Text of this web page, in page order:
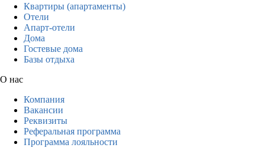
Квартиры (апартаменты)
Отели
Апарт-отели
Дома
Гостевые дома
Базы отдыха
О нас
Компания
Вакансии
Реквизиты
Реферальная программа
Программа лояльности